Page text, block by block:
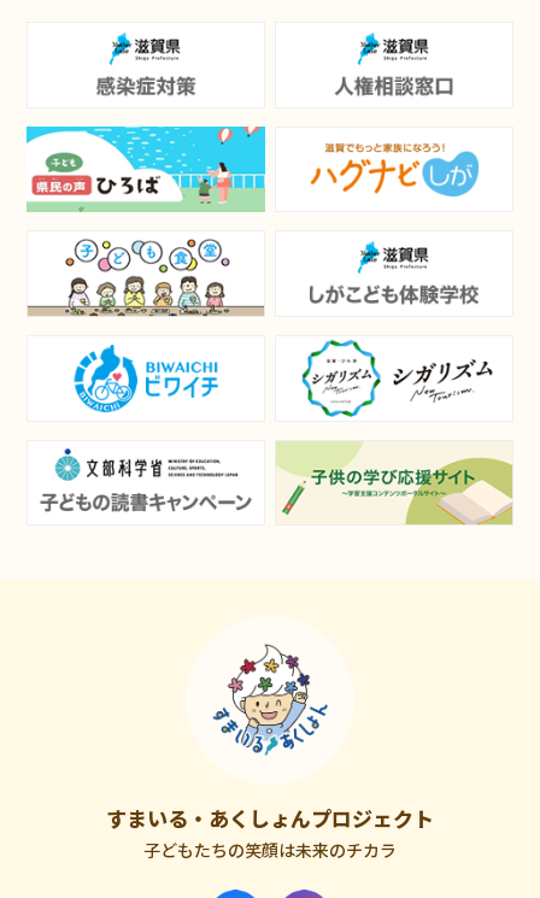
すまいる・あくしょんプロジェクト
子どもたちの笑顔は未来のチカラ